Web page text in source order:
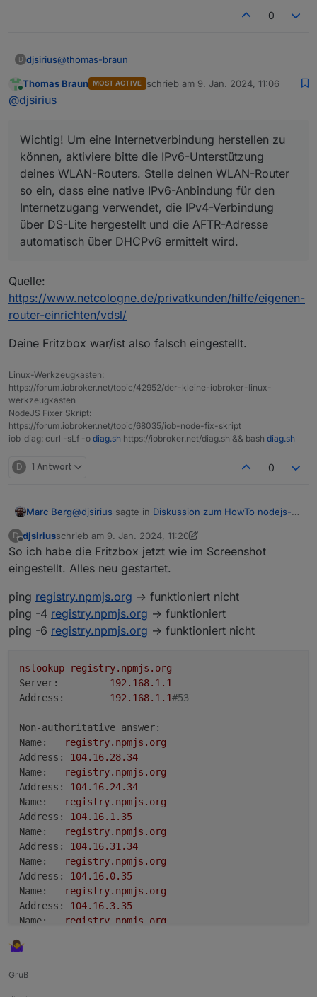
0
D djsirius@thomas-braun
Ich habe es jetzt so eingestellt:
Online
Thomas Braun MOST ACTIVE schrieb am 9. Jan. 2024, 11:06
zuletzt editiert von
@djsirius
Wichtig! Um eine Internetverbindung herstellen zu
können, aktiviere bitte die IPv6-Unterstützung
deines WLAN-Routers. Stelle deinen WLAN-Router
so ein, dass eine native IPv6-Anbindung für den
Internetzugang verwendet, die IPv4-Verbindung
über DS-Lite hergestellt und die AFTR-Adresse
automatisch über DHCPv6 ermittelt wird.
Quelle:
https://www.netcologne.de/privatkunden/hilfe/eigenen-
router-einrichten/vdsl/
Deine Fritzbox war/ist also falsch eingestellt.
Linux-Werkzeugkasten:
https://forum.iobroker.net/topic/42952/der-kleine-iobroker-linux-
werkzeugkasten
NodeJS Fixer Skript:
https://forum.iobroker.net/topic/68035/iob-node-fix-skript
iob_diag: curl -sLf -o diag.sh https://iobroker.net/diag.sh && bash diag.sh
D 1 Antwort 0
Marc Berg@djsirius sagte in Diskussion zum HowTo nodejs-
Wenn noch jemand eine Idee hat, bitte her
mach mal auf master und slave jeweils:
ping registry.npmjs.org
ping -4 registry.npmjs.org
D
Offline
djsiriusschrieb am 9. Jan. 2024, 11:20
zuletzt editiert von djsirius 1. Sept. 2024, 12:21
So ich habe die Fritzbox jetzt wie im Screenshot
eingestellt. Alles neu gestartet.
ping registry.npmjs.org -> funktioniert nicht
ping -4 registry.npmjs.org -> funktioniert
ping -6 registry.npmjs.org -> funktioniert nicht
nslookup
registry.npmjs.org
Server:
192.168.1 .1
Address:
192.168.1 .1#53
Non-authoritative answer:
Name:
registry.npmjs.org
Address:
104.16.28.34
Name:
registry.npmjs.org
Address:
104.16.24.34
Name:
registry.npmjs.org
Address:
104.16.1 .35
Name:
registry.npmjs.org
Address:
104.16.31 .34
Name:
registry.npmjs.org
Address:
104.16.0.35
Name:
registry.npmjs.org
Address:
104.16.3.35
Name:
registry.npmjs.org
Name:
Name:
Gruß